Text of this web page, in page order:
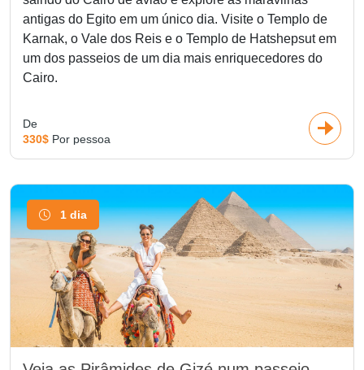
antigas do Egito em um único dia. Visite o Templo de
Karnak, o Vale dos Reis e o Templo de Hatshepsut em
um dos passeios de um dia mais enriquecedores do
Cairo.
De
330$ Por pessoa
1 dia